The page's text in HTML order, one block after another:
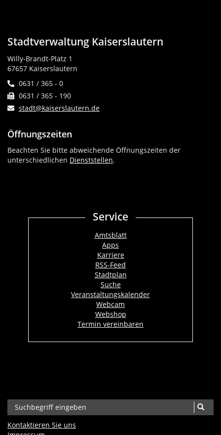
Stadtverwaltung Kaiserslautern
Willy-Brandt-Platz 1
67657 Kaiserslautern
0631 / 365 - 0
0631 / 365 - 190
stadt@kaiserslautern.de
Öffnungszeiten
Beachten Sie bitte abweichende Öffnungszeiten der
unterschiedlichen Dienststellen.
Service
Amtsblatt
Apps
Karriere
RSS-Feed
Stadtplan
Suche
Veranstaltungskalender
Webcam
Webshop
Termin vereinbaren
Kontaktieren Sie uns